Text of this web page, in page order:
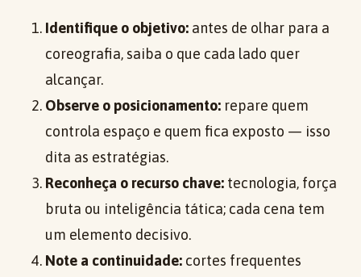
Identifique o objetivo: antes de olhar para a
coreografia, saiba o que cada lado quer
alcançar.
Observe o posicionamento: repare quem
controla espaço e quem fica exposto — isso
dita as estratégias.
Reconheça o recurso chave: tecnologia, força
bruta ou inteligência tática; cada cena tem
um elemento decisivo.
Note a continuidade: cortes frequentes